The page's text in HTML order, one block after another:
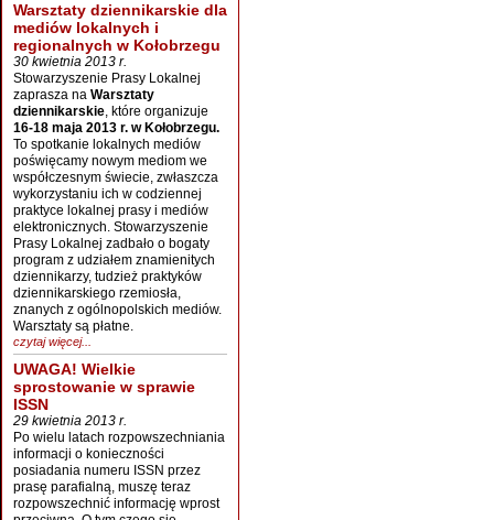
Warsztaty dziennikarskie dla
mediów lokalnych i
regionalnych w Kołobrzegu
30 kwietnia 2013 r.
Stowarzyszenie Prasy Lokalnej
zaprasza na Warsztaty
dziennikarskie, które organizuje
16-18 maja 2013 r. w Kołobrzegu.
To spotkanie lokalnych mediów
poświęcamy nowym mediom we
współczesnym świecie, zwłaszcza
wykorzystaniu ich w codziennej
praktyce lokalnej prasy i mediów
elektronicznych. Stowarzyszenie
Prasy Lokalnej zadbało o bogaty
program z udziałem znamienitych
dziennikarzy, tudzież praktyków
dziennikarskiego rzemiosła,
znanych z ogólnopolskich mediów.
Warsztaty są płatne.
czytaj więcej...
UWAGA! Wielkie
sprostowanie w sprawie
ISSN
29 kwietnia 2013 r.
Po wielu latach rozpowszechniania
informacji o konieczności
posiadania numeru ISSN przez
prasę parafialną, muszę teraz
rozpowszechnić informację wprost